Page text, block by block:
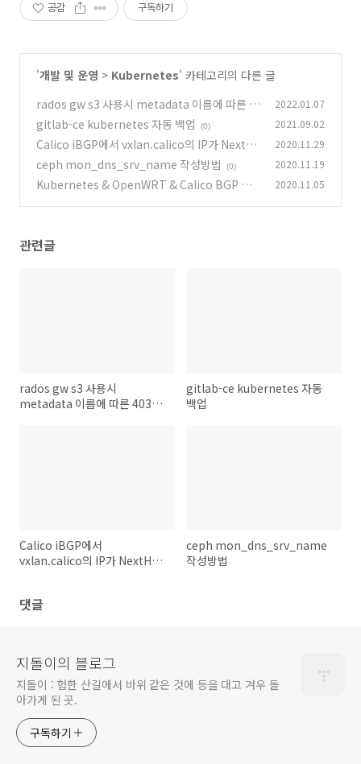
공감 구독하기
'개발 및 운영 > Kubernetes' 카테고리의 다른 글
rados gw s3 사용시 metadata 이름에 따른 4
03 SignatureDoesNotMatch 문제
2022.01.07
gitlab-ce kubernetes 자동 백업 (0) 2021.09.02
Calico iBGP에서 vxlan.calico의 IP가 NextH
op으로 뜨는 경우
(0)
2020.11.29
ceph mon_dns_srv_name 작성방법 (0) 2020.11.19
Kubernetes & OpenWRT & Calico BGP 설
2020.11.05
관련글
rados gw s3 사용시
metadata 이름에 따른 403
gitlab-ce kubernetes 자동
백업
Calico iBGP에서
vxlan.calico의 IP가 NextHop
ceph mon_dns_srv_name
작성방법
댓글
지돌이의 블로그
지돌이 : 험한 산길에서 바위 같은 것에 등을 대고 겨우 돌
아가게 된 곳.
구독하기